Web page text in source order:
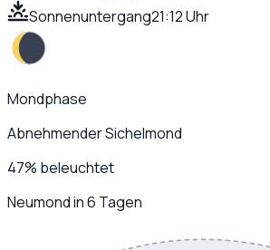
Sonnenuntergang21:12 Uhr
Mondphase
Abnehmender Sichelmond
47% beleuchtet
Neumond in 6 Tagen